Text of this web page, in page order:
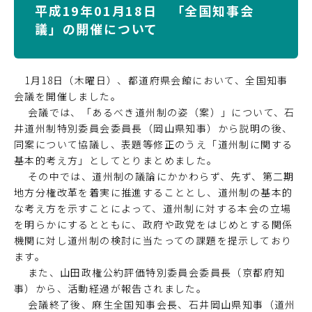
平成19年01月18日 「全国知事会
議」の開催について
1月18日（木曜日）、都道府県会館において、全国知事
会議を開催しました。
会議では、「あるべき道州制の姿（案）」について、石
井道州制特別委員会委員長（岡山県知事）から説明の後、
同案について協議し、表題等修正のうえ「道州制に関する
基本的考え方」としてとりまとめました。
その中では、道州制の議論にかかわらず、先ず、第二期
地方分権改革を着実に推進することとし、道州制の基本的
な考え方を示すことによって、道州制に対する本会の立場
を明らかにするとともに、政府や政党をはじめとする関係
機関に対し道州制の検討に当たっての課題を提示しており
ます。
また、山田政権公約評価特別委員会委員長（京都府知
事）から、活動経過が報告されました。
会議終了後、麻生全国知事会長、石井岡山県知事（道州